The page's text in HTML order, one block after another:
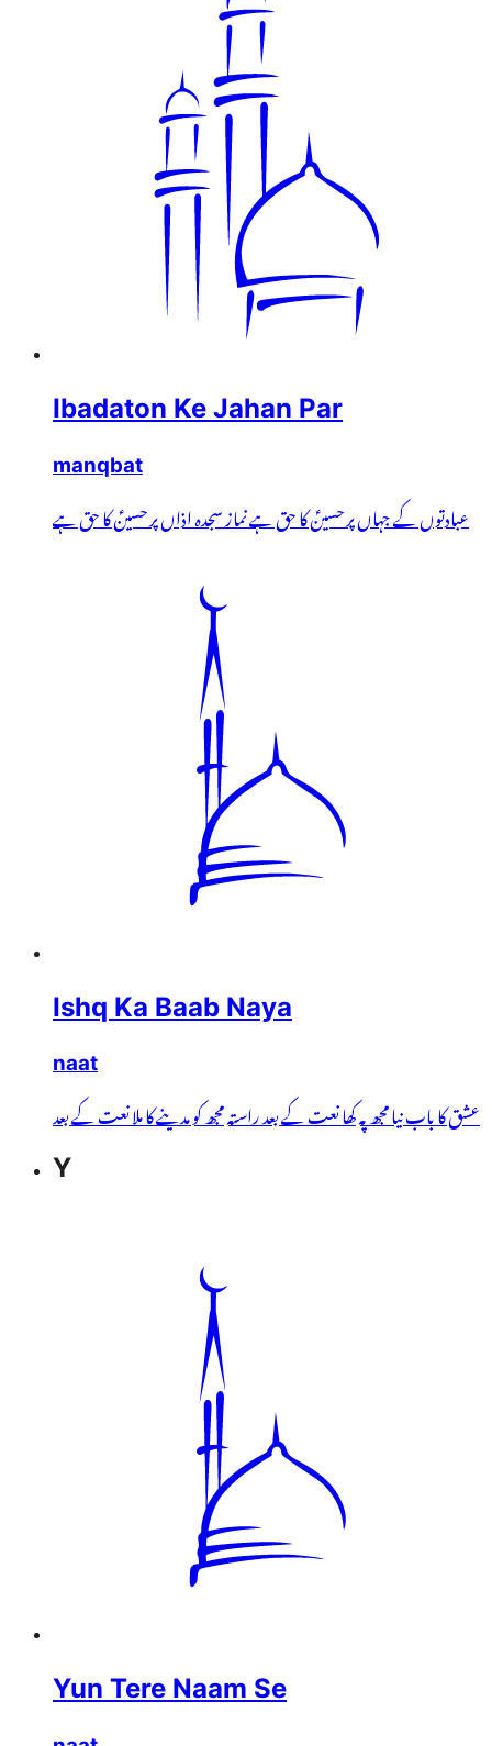
Ibadaton Ke Jahan Par
manqbat
عبادتوں کے جہاں پر حسینؑ کا حق ہے نماز سجدہ اذاں پر حسینؑ کا حق ہے
Ishq Ka Baab Naya
naat
عشق کا باب نیا مجھ پہ کھا نعت کے بعد راستہ مجھ کو مدینے کا ملا نعت کے بعد
Y
Yun Tere Naam Se